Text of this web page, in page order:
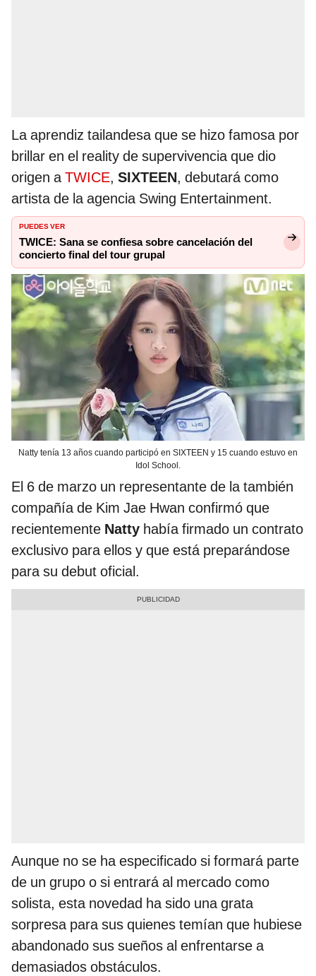
La aprendiz tailandesa que se hizo famosa por
brillar en el reality de supervivencia que dio
origen aTWICE, SIXTEEN, debutará como
artista de la agencia Swing Entertainment.
PUEDES VER
TWICE: Sana se confiesa sobre cancelación del
concierto final del tour grupal
Natty tenía 13 años cuando participó en SIXTEEN y 15 cuando estuvo en
Idol School.
El 6 de marzo un representante de la también
compañía de Kim Jae Hwan confirmó que
recientemente Natty había firmado un contrato
exclusivo para ellos y que está preparándose
para su debut oficial.
Aunque no se ha especificado si formará parte
de un grupo o si entrará al mercado como
solista, esta novedad ha sido una grata
sorpresa para sus quienes temían que hubiese
abandonado sus sueños al enfrentarse a
demasiados obstáculos.